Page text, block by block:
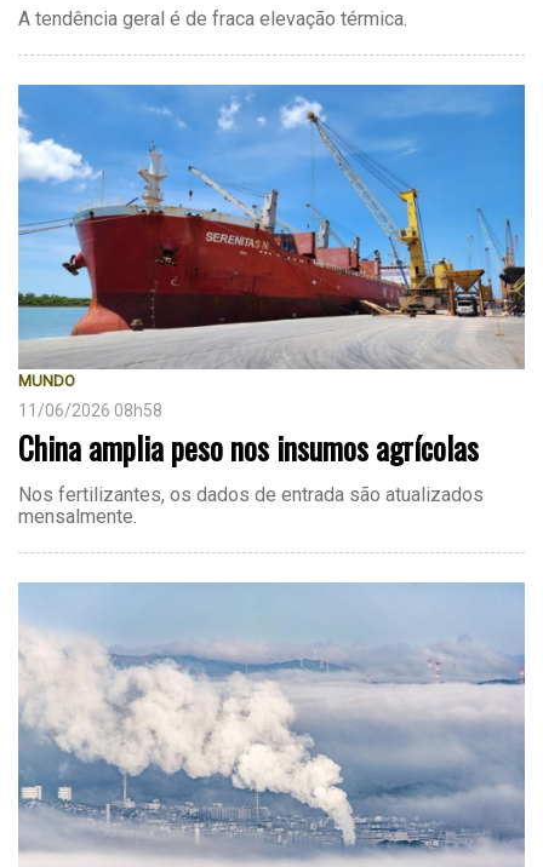
A tendência geral é de fraca elevação térmica.
MUNDO
11/06/2026 08h58
China amplia peso nos insumos agrícolas
Nos fertilizantes, os dados de entrada são atualizados
mensalmente.